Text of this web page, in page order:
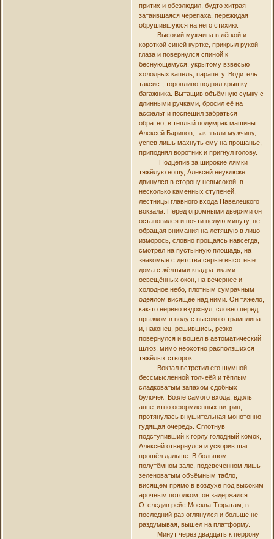
притих и обезлюдил, будто хитрая
затаившаяся черепаха, пережидая
обрушившуюся на него стихию.
Высокий мужчина в лёгкой и
короткой синей куртке, прикрыл рукой
глаза и повернулся спиной к
беснующемуся, укрытому взвесью
холодных капель, парапету. Водитель
таксист, торопливо поднял крышку
багажника. Вытащив объёмную сумку с
длинными ручками, бросил её на
асфальт и поспешил забраться
обратно, в тёплый полумрак машины.
Алексей Баринов, так звали мужчину,
успев лишь махнуть ему на прощанье,
приподнял воротник и пригнул голову.
Подцепив за широкие лямки
тяжёлую ношу, Алексей неуклюже
двинулся в сторону невысокой, в
несколько каменных ступеней,
лестницы главного входа Павелецкого
вокзала. Перед огромными дверями он
остановился и почти целую минуту, не
обращая внимания на летящую в лицо
изморось, словно прощаясь навсегда,
смотрел на пустынную площадь, на
знакомые с детства серые высотные
дома с жёлтыми квадратиками
освещённых окон, на вечернее и
холодное небо, плотным сумрачным
одеялом висящее над ними. Он тяжело,
как-то нервно вздохнул, словно перед
прыжком в воду с высокого трамплина
и, наконец, решившись, резко
повернулся и вошёл в автоматический
шлюз, мимо неохотно расползшихся
тяжёлых створок.
Вокзал встретил его шумной
бессмысленной толчеёй и тёплым
сладковатым запахом сдобных
булочек. Возле самого входа, вдоль
аппетитно оформленных витрин,
протянулась внушительная монотонно
гудящая очередь. Сглотнув
подступивший к горлу голодный комок,
Алексей отвернулся и ускорив шаг
прошёл дальше. В большом
полутёмном зале, подсвеченном лишь
зеленоватым объёмным табло,
висящем прямо в воздухе под высоким
арочным потолком, он задержался.
Отследив рейс Москва-Тюратам, в
последний раз оглянулся и больше не
раздумывая, вышел на платформу.
Минут через двадцать к перрону